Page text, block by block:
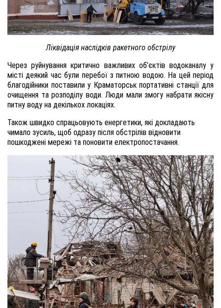
Ліквідація наслідків ракетного обстрілу
Через руйнування критично важливих об’єктів водоканалу у
місті деякий час були перебої з питною водою. На цей період
благодійники поставили у Краматорськ портативні станції для
очищення та розподілу води. Люди мали змогу набрати якісну
питну воду на декількох локаціях.
Також швидко спрацьовують енергетики, які докладають
чимало зусиль, щоб одразу після обстрілів відновити
пошкоджені мережі та поновити електропостачання.